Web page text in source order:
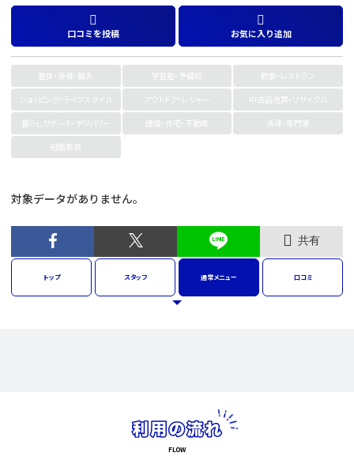
口コミを投稿 お気に入り追加
整体・接骨・鍼灸 学習塾・予備校
飲食・レストラン
ショッピング・ライフスタイル
アウトドア・レジャー
中古品売買・リサイクル
暮らしサポート・デリバリー
建設・住宅・不動産
法律・専門家
冠婚葬祭
対象データがありません。
共有
トップ スタッフ 通常メニュー 口コミ